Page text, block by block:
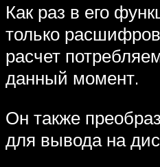
Как раз в его
только
расчет
данный момент.
Он также
для вывода на